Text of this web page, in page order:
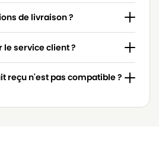
COMPACTEO UPGRADE RO177301
City Space RO2465WA
City Space RO2614EA
Compacteo RO173601
de livraison ?
service client ?
reçu n'est pas compatible ?